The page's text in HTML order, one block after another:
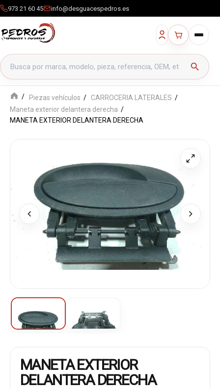
973 21 60 45 info@desguacespedros.es
Buscar productos
search
Piezas vehículos
CARROCERIA LATERALES
Maneta exterior delantera derecha
MANETA EXTERIOR DELANTERA DERECHA
MANETA EXTERIOR
DELANTERA DERECHA